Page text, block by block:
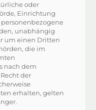
oder
Einrichtung
unabhängig
um einen Dritten
die im
nach dem
der
erhalten, gelten